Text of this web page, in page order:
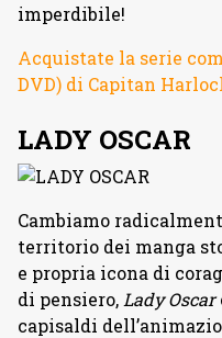
imperdibile!
Acquistate la serie
DVD) di Capitan
LADY OSCAR
Cambiamo
territorio dei manga
e propria icona di
di pensiero, Lady Oscar
capisaldi